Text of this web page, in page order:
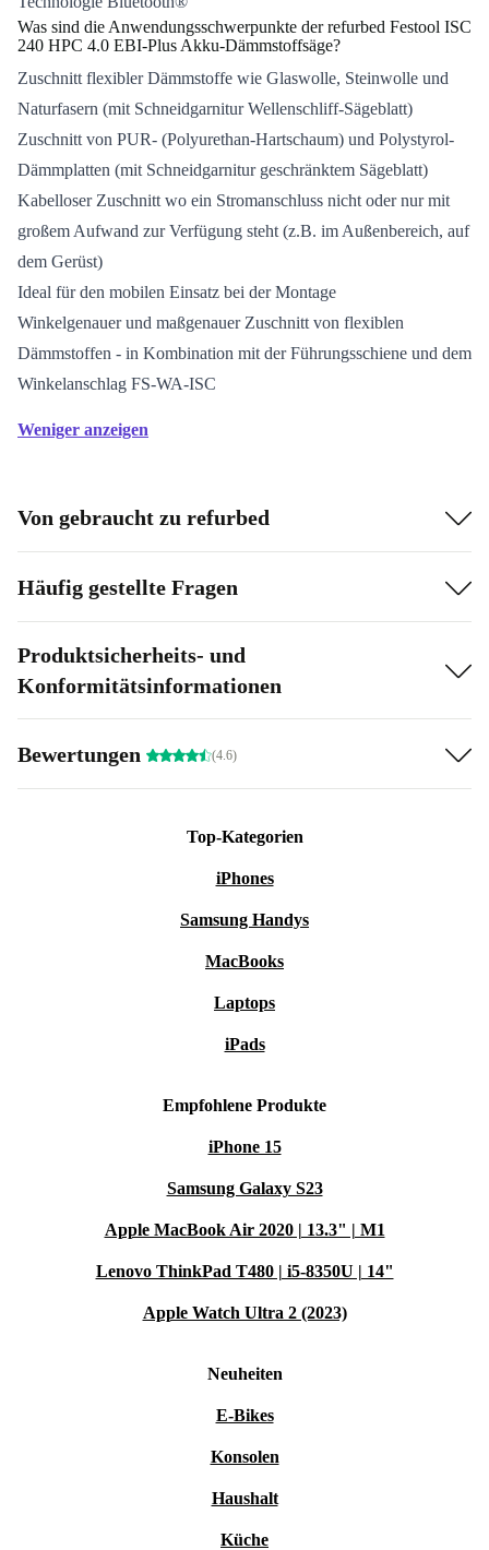
Was sind die Anwendungsschwerpunkte der refurbed Festool ISC
240 HPC 4.0 EBI-Plus Akku-Dämmstoffsäge?
Zuschnitt flexibler Dämmstoffe wie Glaswolle, Steinwolle und
Naturfasern (mit Schneidgarnitur Wellenschliff-Sägeblatt)
Zuschnitt von PUR- (Polyurethan-Hartschaum) und Polystyrol-
Dämmplatten (mit Schneidgarnitur geschränktem Sägeblatt)
Kabelloser Zuschnitt wo ein Stromanschluss nicht oder nur mit
großem Aufwand zur Verfügung steht (z.B. im Außenbereich, auf
dem Gerüst)
Ideal für den mobilen Einsatz bei der Montage
Winkelgenauer und maßgenauer Zuschnitt von flexiblen
Dämmstoffen - in Kombination mit der Führungsschiene und dem
Winkelanschlag FS-WA-ISC
Weniger anzeigen
Von gebraucht zu refurbed
Häufig gestellte Fragen
Produktsicherheits- und
Konformitätsinformationen
Bewertungen (4.6)
Top-Kategorien
iPhones
Samsung Handys
MacBooks
Laptops
iPads
Empfohlene Produkte
iPhone 15
Samsung Galaxy S23
Apple MacBook Air 2020 | 13.3" | M1
Lenovo ThinkPad T480 | i5-8350U | 14"
Apple Watch Ultra 2 (2023)
Neuheiten
E-Bikes
Konsolen
Haushalt
Küche